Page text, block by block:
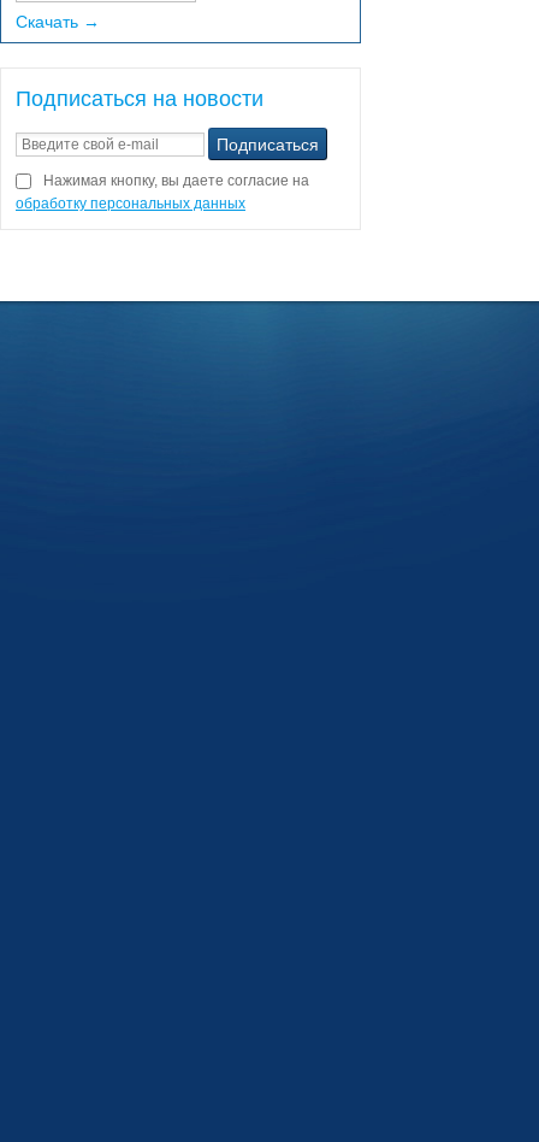
Скачать →
Подписаться на новости
Нажимая кнопку, вы даете согласие на
обработку персональных данных